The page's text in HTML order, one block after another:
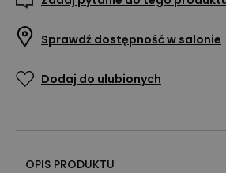
Sprawdź dostępność w salonie
Dodaj do ulubionych
OPIS PRODUKTU